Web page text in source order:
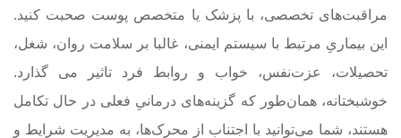
مراقبت‌های تخصصی، با پزشک یا متخصص پوست صحبت کنید.
این بیماریِ مرتبط با سیستم ایمنی، غالبا بر سلامت روان، شغل،
تحصیلات، عزت‌نفس، خواب و روابط فرد تاثیر می گذارد.
خوشبختانه، همان‌طور که گزینه‌های درمانیِ فعلی در حال تکامل
هستند، شما می‌توانید با اجتناب از محرک‌ها، به مدیریت شرایط و